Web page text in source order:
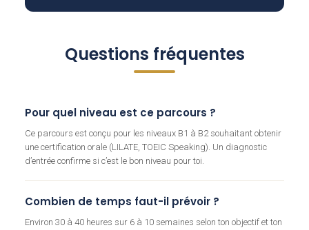
Questions fréquentes
Pour quel niveau est ce parcours ?
Ce parcours est conçu pour les niveaux B1 à B2 souhaitant obtenir
une certification orale (LILATE, TOEIC Speaking). Un diagnostic
d’entrée confirme si c’est le bon niveau pour toi.
Combien de temps faut-il prévoir ?
Environ 30 à 40 heures sur 6 à 10 semaines selon ton objectif et ton